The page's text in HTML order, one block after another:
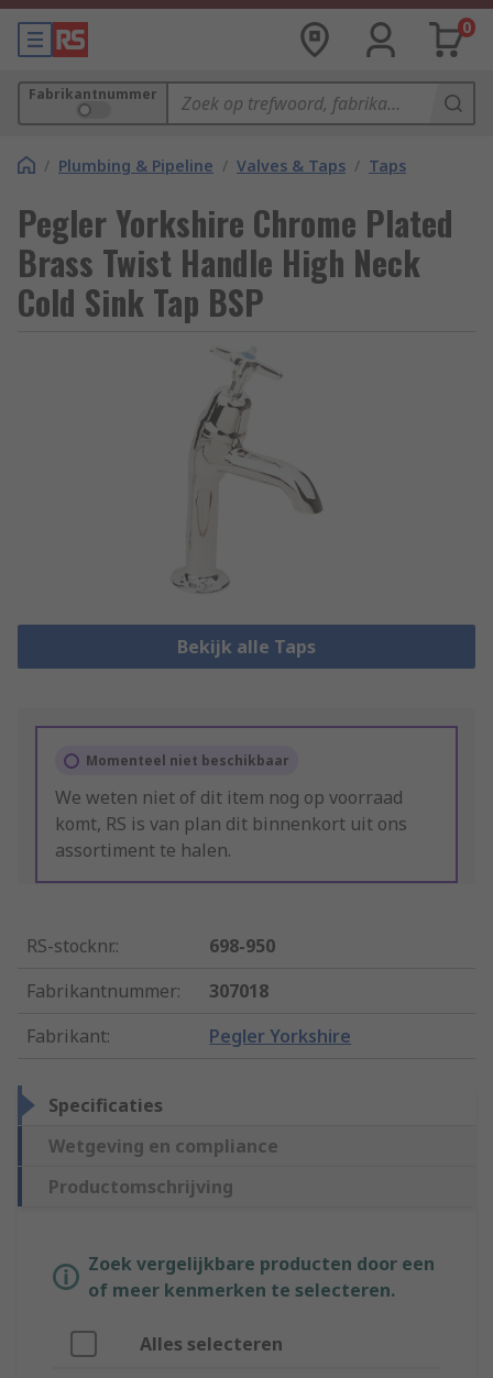
0
Fabrikantnummer
/ Plumbing & Pipeline / Valves & Taps / Taps
Pegler Yorkshire Chrome Plated
Brass Twist Handle High Neck
Cold Sink Tap BSP
Bekijk alle Taps
Momenteel niet beschikbaar
We weten niet of dit item nog op voorraad
komt, RS is van plan dit binnenkort uit ons
assortiment te halen.
RS-stocknr.:
698-950
Fabrikantnummer:
307018
Fabrikant: Pegler Yorkshire
Specificaties
Wetgeving en compliance
Productomschrijving
Zoek vergelijkbare producten door een
of meer kenmerken te selecteren.
Alles selecteren